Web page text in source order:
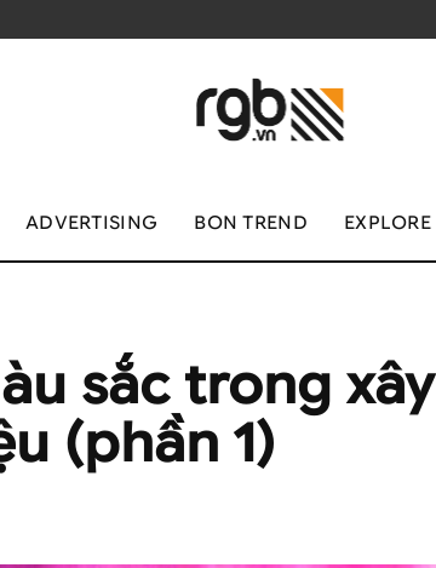
ADVERTISING BON TREND EXPLORE
sắc trong xây
(phần 1)